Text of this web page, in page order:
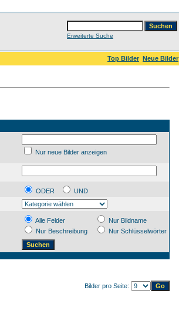
Erweiterte Suche
Top Bilder Neue Bilder
Nur neue Bilder anzeigen
ODER
UND
Alle Felder
Nur Bildname
Nur Beschreibung
Nur Schlüsselwörter
Bilder pro Seite: